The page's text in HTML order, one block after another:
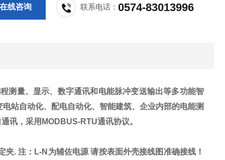
在线咨询 联系电话：0574-83013996
测量、显示、数字通讯和电能脉冲变送输出等多功能智
站自动化、配电自动化、智能建筑、企业内部的电能测
讯，采用 MODBUS-RTU通讯协议。
夹.注： L-N 为辅佐电源 请按表面外壳接线图准确接线！